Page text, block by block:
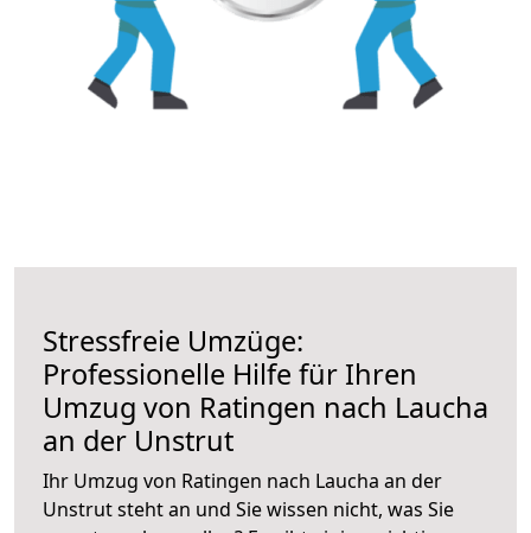
Stressfreie Umzüge:
Professionelle Hilfe für Ihren
Umzug von Ratingen nach Laucha
an der Unstrut
Ihr Umzug von Ratingen nach Laucha an der
Unstrut steht an und Sie wissen nicht, was Sie